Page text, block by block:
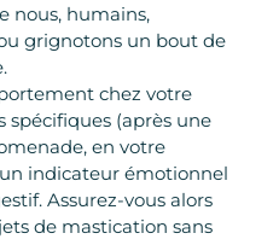
nous, humains,
grignotons un bout de
chez votre
spécifiques (après une
en votre
indicateur émotionnel
Assurez-vous alors
de mastication sans